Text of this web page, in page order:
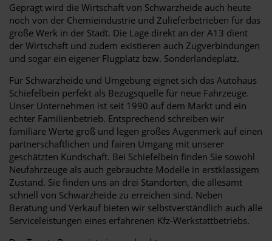
Geprägt wird die Wirtschaft von Schwarzheide auch heute
noch von der Chemieindustrie und Zulieferbetrieben für das
große Werk in der Stadt. Die Lage direkt an der A13 dient
der Wirtschaft und zudem existieren auch Zugverbindungen
und sogar ein eigener Flugplatz bzw. Sonderlandeplatz.
Für Schwarzheide und Umgebung eignet sich das Autohaus
Schiefelbein perfekt als Bezugsquelle für neue Fahrzeuge.
Unser Unternehmen ist seit 1990 auf dem Markt und ein
echter Familienbetrieb. Entsprechend schreiben wir
familiäre Werte groß und legen großes Augenmerk auf einen
partnerschaftlichen und fairen Umgang mit unserer
geschätzten Kundschaft. Bei Schiefelbein finden Sie sowohl
Neufahrzeuge als auch gebrauchte Modelle in erstklassigem
Zustand. Sie finden uns an drei Standorten, die allesamt
schnell von Schwarzheide zu erreichen sind. Neben
Beratung und Verkauf bieten wir selbstverständlich auch alle
Serviceleistungen eines erfahrenen Kfz-Werkstattbetriebs.